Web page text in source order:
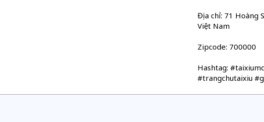
Địa chỉ: 71 Hoàng
Việt Nam
Zipcode: 700000
Hashtag:
#trangchutaixiu